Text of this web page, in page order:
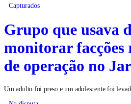
Capturados
Grupo que usava
monitorar facções
de operação no
Um adulto foi preso e um adolescente foi